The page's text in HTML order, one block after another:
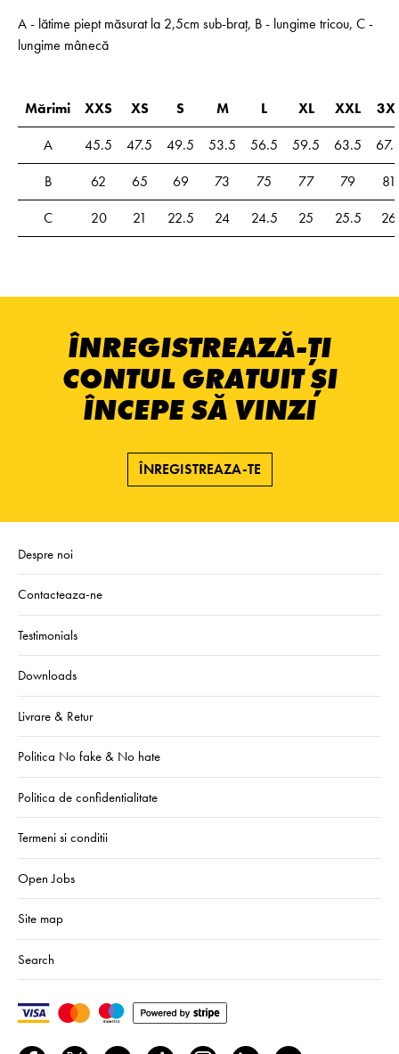
A - lătime piept măsurat la 2,5cm sub-braț, B - lungime tricou, C -
lungime mânecă
Mărimi XXS XS S M L XL XXL
A
45.5 47.5 49.5 53.5 56.5 59.5 63.5
B
62 65 69 73 75 77 79
81
C
20 21 22.5 24 24.5 25 25.5 26
ÎNREGISTREAZĂ-ȚI
CONTUL GRATUIT ȘI
ÎNCEPE SĂ VINZI
ÎNREGISTREAZA-TE
Despre noi
Contacteaza-ne
Testimonials
Downloads
Livrare & Retur
Politica No fake & No hate
Politica de confidentialitate
Termeni si conditii
Open Jobs
Site map
Search